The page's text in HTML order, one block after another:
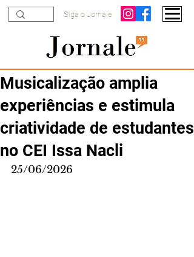
Siga o Jornale
Musicalização amplia
experiências e estimula
criatividade de estudantes
no CEI Issa Nacli
25/06/2026